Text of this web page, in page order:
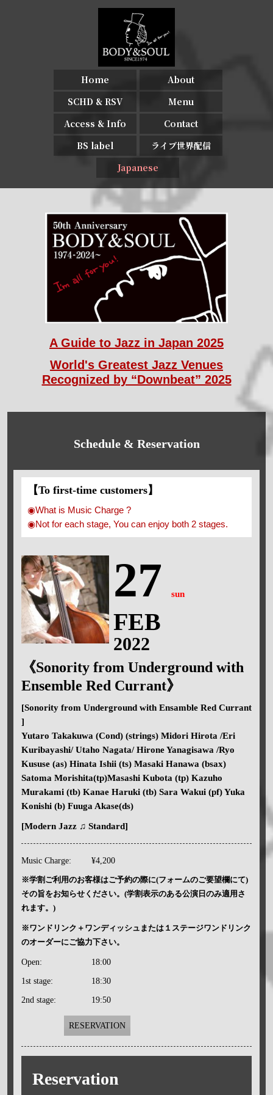
Home
About
SCHD & RSV
Menu
Access & Info
Contact
BS label
ライブ世界配信
Japanese
A Guide to Jazz in Japan 2025
World's Greatest Jazz Venues
Recognized by “Downbeat” 2025
Schedule & Reservation
【To first-time customers】
◉What is Music Charge ?
◉Not for each stage, You can enjoy both 2 stages.
27 sun
FEB
2022
《Sonority from Underground with
Ensemble Red Currant》
[Sonority from Underground with Ensamble Red Currant
]
Yutaro Takakuwa (Cond) (strings) Midori Hirota /Eri
Kuribayashi/ Utaho Nagata/ Hirone Yanagisawa /Ryo
Kususe (as) Hinata Ishii (ts) Masaki Hanawa (bsax)
Satoma Morishita(tp)Masashi Kubota (tp) Kazuho
Murakami (tb) Kanae Haruki (tb) Sara Wakui (pf) Yuka
Konishi (b) Fuuga Akase(ds)
[Modern Jazz ♫ Standard]
Music Charge: ¥4,200
※学割ご利用のお客様はご予約の際に(フォームのご要望欄にて)
その旨をお知らせください。(学割表示のある公演日のみ適用さ
れます。)
※ワンドリンク＋ワンディッシュまたは１ステージワンドリンク
のオーダーにご協力下さい。
Open: 18:00
1st stage: 18:30
2nd stage: 19:50
RESERVATION
Reservation